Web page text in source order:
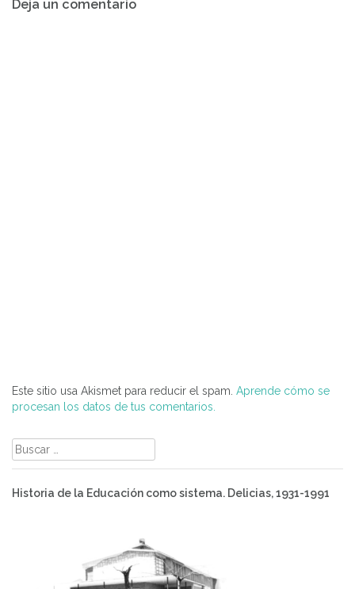
de
Deja un comentario
Este sitio usa Akismet para reducir el spam. Aprende cómo se
procesan los datos de tus comentarios.
Buscar:
Historia de la Educación como sistema. Delicias, 1931-1991